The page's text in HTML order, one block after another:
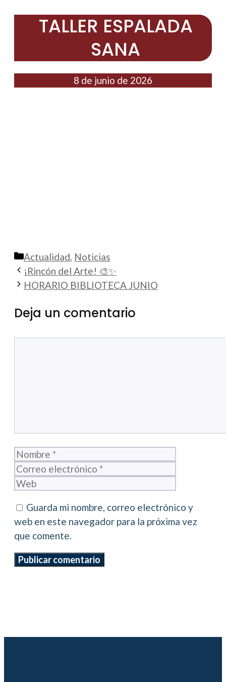
TALLER ESPALADA
SANA
8 de junio de 2026
Categorías
Actualidad, Noticias
¡Rincón del Arte! 🎨✨
HORARIO BIBLIOTECA JUNIO
Deja un comentario
Nombre
Guarda mi nombre, correo electrónico y
web en este navegador para la próxima vez
que comente.